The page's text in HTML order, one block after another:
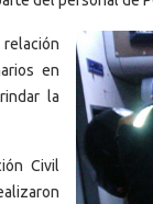
en
la
Civil